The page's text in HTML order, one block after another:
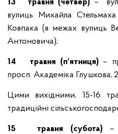
13 травня (четвер) –
вулиць Михайла
Ковпака (в межах вулиць
Антоновича);
14 травня (п’ятниця) –
просп. Академіка Глушкова,
Цими вихідними, 15-16
традиційні
15 травня (субота) –